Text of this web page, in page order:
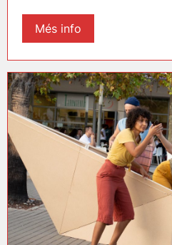
Més info